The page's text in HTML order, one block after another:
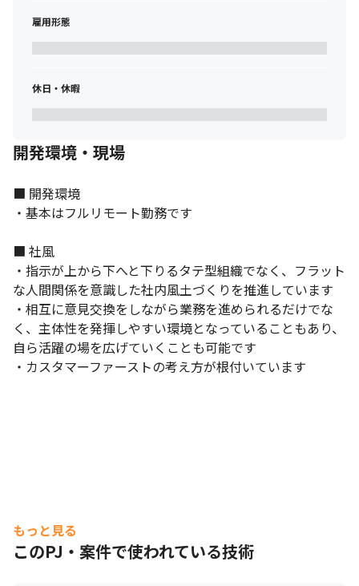
雇用形態
休日・休暇
開発環境・現場
■ 開発環境
・基本はフルリモート勤務です
■ 社風
・指示が上から下へと下りるタテ型組織でなく、フラット
な人間関係を意識した社内風土づくりを推進しています
・相互に意見交換をしながら業務を進められるだけでな
く、主体性を発揮しやすい環境となっていることもあり、
自ら活躍の場を広げていくことも可能です
・カスタマーファーストの考え方が根付いています
もっと見る
このPJ・案件で使われている技術